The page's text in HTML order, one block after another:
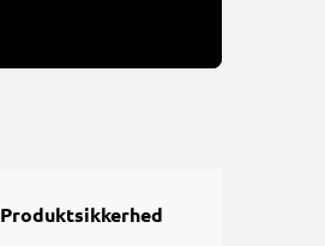
Produktsikkerhed